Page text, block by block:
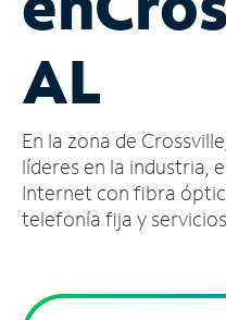
cuenta
Encuentra
tienda
AL
En la zona de
líderes en la industria,
Internet con fibra
telefonía fija y